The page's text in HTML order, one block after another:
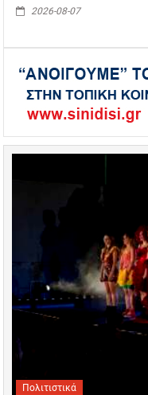
2026-08-07
Πολιτιστικά